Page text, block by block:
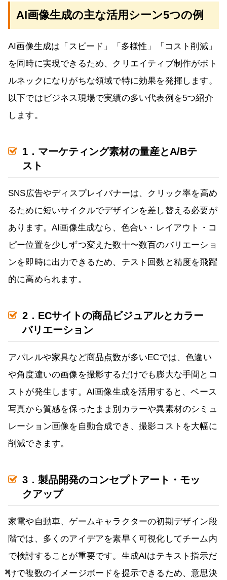
AI画像生成の主な活用シーン5つの例
AI画像生成は「スピード」「多様性」「コスト削減」
を同時に実現できるため、クリエイティブ制作がボト
ルネックになりがちな領域で特に効果を発揮します。
以下ではビジネス現場で実績の多い代表例を5つ紹介
します。
1．マーケティング素材の量産とA/Bテ
スト
SNS広告やディスプレイバナーは、クリック率を高め
るために短いサイクルでデザインを差し替える必要が
あります。AI画像生成なら、色合い・レイアウト・コ
ピー位置を少しずつ変えた数十〜数百のバリエーショ
ンを即時に出力できるため、テスト回数と精度を飛躍
的に高められます。
2．ECサイトの商品ビジュアルとカラー
バリエーション
アパレルや家具など商品点数が多いECでは、色違い
や角度違いの画像を撮影するだけでも膨大な手間とコ
ストが発生します。AI画像生成を活用すると、ベース
写真から質感を保ったまま別カラーや異素材のシミュ
レーション画像を自動合成でき、撮影コストを大幅に
削減できます。
3．製品開発のコンセプトアート・モッ
クアップ
家電や自動車、ゲームキャラクターの初期デザイン段
階では、多くのアイデアを素早く可視化してチーム内
で検討することが重要です。生成AIはテキスト指示だ
けで複数のイメージボードを提示できるため、意思決